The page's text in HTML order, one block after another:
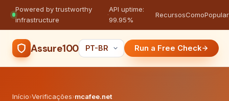
Powered by trustworthy
infrastructure
·
API uptime:
99.95%
RecursosComo
Assure100 Run a Free Check
Início›Verificações›mcafee.net